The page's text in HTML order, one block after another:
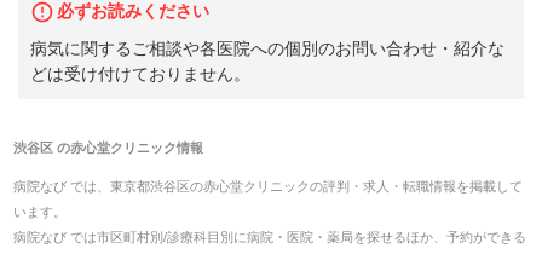
必ずお読みください
病気に関するご相談や各医院への個別のお問い合わせ・紹介な
どは受け付けておりません。
渋谷区 の赤心堂クリニック情報
病院なび では、 東京都渋谷区の赤心堂クリニックの評判・求人・転職情報を掲載して
います。
病院なび では市区町村別/診療科目別に病院・医院・薬局を探せるほか、予約ができる